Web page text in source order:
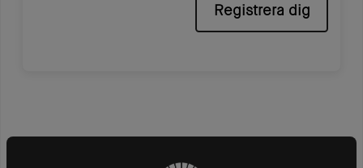
Registrera dig